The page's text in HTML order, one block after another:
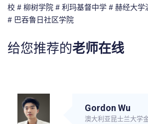
校 # 柳树学院 # 利玛基督中学 # 赫经大学
# 巴吞鲁日社区学院
给您推荐的老师在线
Gordon Wu
澳大利亚昆士兰大学